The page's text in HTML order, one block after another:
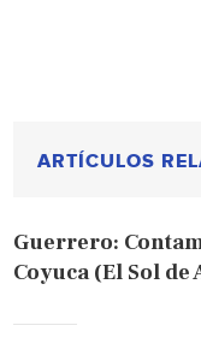
ARTÍCULOS
Guerrero:
Coyuca (El Sol de